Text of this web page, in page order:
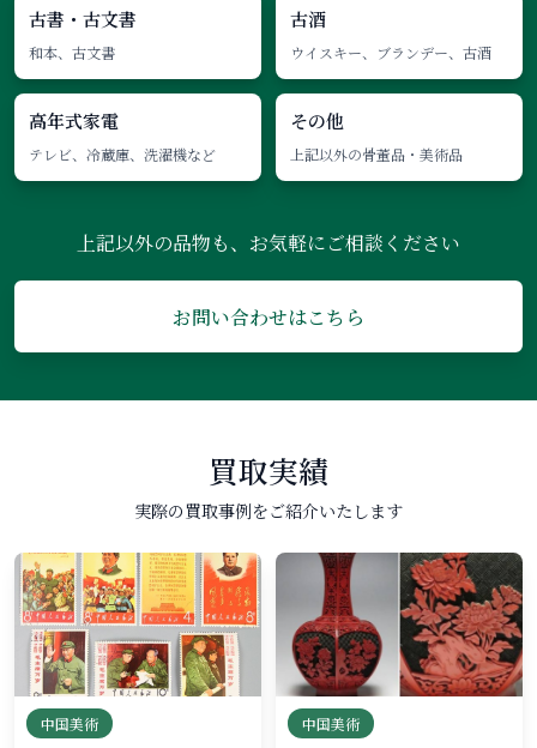
古書・古文書
和本、古文書
古酒
ウイスキー、ブランデー、古酒
高年式家電
テレビ、冷蔵庫、洗濯機など
その他
上記以外の骨董品・美術品
上記以外の品物も、お気軽にご相談ください
お問い合わせはこちら
買取実績
実際の買取事例をご紹介いたします
中国美術 中国美術